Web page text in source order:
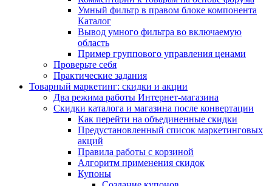
Умный фильтр в правом блоке компонента
Каталог
Вывод умного фильтра во включаемую
область
Пример группового управления ценами
Проверьте себя
Практические задания
Товарный маркетинг: скидки и акции
Два режима работы Интернет-магазина
Скидки каталога и магазина после конвертации
Как перейти на объединенные скидки
Предустановленный список маркетинговых
акций
Правила работы с корзиной
Алгоритм применения скидок
Купоны